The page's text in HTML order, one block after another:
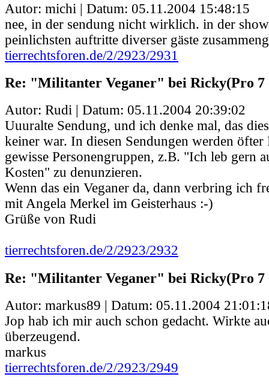
Autor: michi | Datum: 05.11.2004 15:48:15
nee, in der sendung nicht wirklich. in der
peinlichsten auftritte diverser gäste
tierrechtsforen.de/2/2923/2931
Re: "Militanter Veganer" bei Ricky(Pro 7
Autor: Rudi | Datum: 05.11.2004 20:39:02
Uuuralte Sendung, und ich denke mal, das
keiner war. In diesen Sendungen werden
gewisse Personengruppen, z.B. "Ich leb gern
Kosten" zu denunzieren.
Wenn das ein Veganer da, dann verbring ich
mit Angela Merkel im Geisterhaus :-)
Grüße von Rudi
tierrechtsforen.de/2/2923/2932
Re: "Militanter Veganer" bei Ricky(Pro 7
Autor: markus89 | Datum: 05.11.2004
Jop hab ich mir auch schon gedacht. Wirkte
überzeugend.
markus
tierrechtsforen.de/2/2923/2949